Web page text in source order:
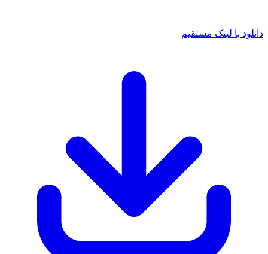
دانلود با لینک مستقیم